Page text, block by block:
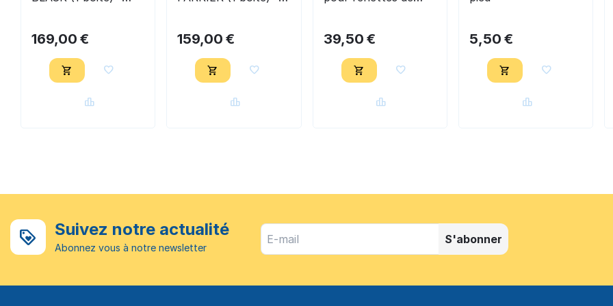
169,00 € 159,00 € 39,50 € 5,50 €
Suivez notre actualité
Abonnez vous à notre newsletter
S'abonner